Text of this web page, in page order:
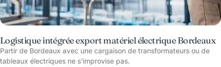
Logistique intégrée export matériel électrique Bordeaux
Partir de Bordeaux avec une cargaison de transformateurs ou de
tableaux électriques ne s’improvise pas.